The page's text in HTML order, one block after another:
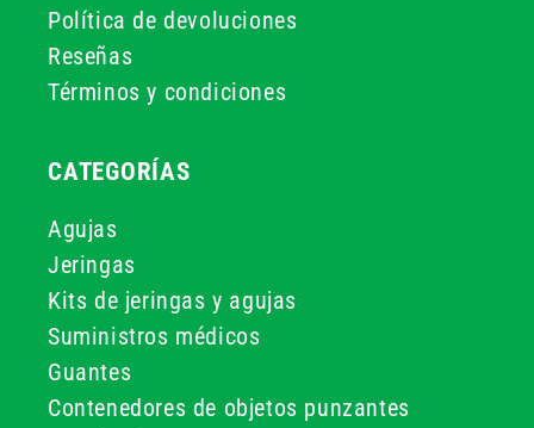
Política de devoluciones
Reseñas
Términos y condiciones
CATEGORÍAS
Agujas
Jeringas
Kits de jeringas y agujas
Suministros médicos
Guantes
Contenedores de objetos punzantes